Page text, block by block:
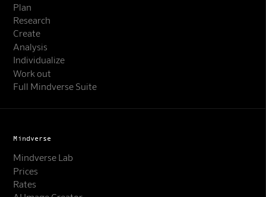
Plan
Research
Create
Analysis
Individualize
Work out
Full Mindverse Suite
Mindverse
Mindverse Lab
Prices
Rates